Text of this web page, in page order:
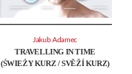
TRAVELLING IN TIME
(ŚWIEŻY KURZ / SVĚŽÍ KURZ)
Jakub Adamec